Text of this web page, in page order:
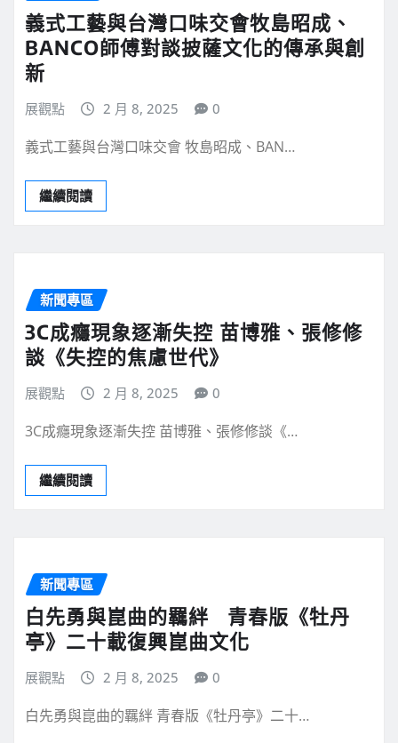
義式工藝與台灣口味交會牧島昭成、
BANCO師傅對談披薩文化的傳承與創
新
展觀點 2 月 8, 2025 0
義式工藝與台灣口味交會 牧島昭成、BAN…
繼續閱讀
新聞專區
3C成癮現象逐漸失控 苗博雅、張修修
談《失控的焦慮世代》
展觀點 2 月 8, 2025 0
3C成癮現象逐漸失控 苗博雅、張修修談《…
繼續閱讀
新聞專區
白先勇與崑曲的羈絆 青春版《牡丹
亭》二十載復興崑曲文化
展觀點 2 月 8, 2025 0
白先勇與崑曲的羈絆 青春版《牡丹亭》二十…